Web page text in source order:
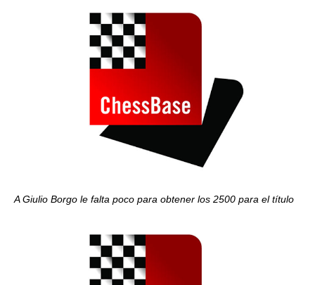
A Giulio Borgo le falta poco para obtener los 2500 para el título